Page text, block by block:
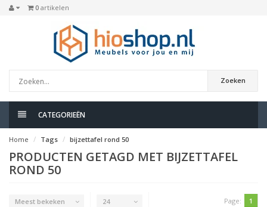
0 artikelen
Zoeken
CATEGORIEËN
Home Tags bijzettafel rond 50
PRODUCTEN GETAGD MET BIJZETTAFEL
ROND 50
Meest bekeken 24 Page: 1